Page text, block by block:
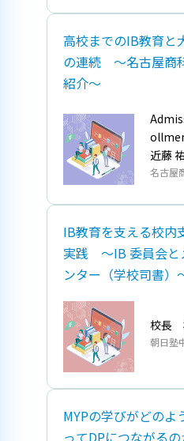
⾼校までのIB教育と
の連続 〜名古屋商
紹介～
近藤
名古屋
IB教育を⽀える校内
実践 ～IB 委員会と
ンター（学校司書）
校⻑
朝⽇塾
MYPの学びがどのよ
ってDPにつながる